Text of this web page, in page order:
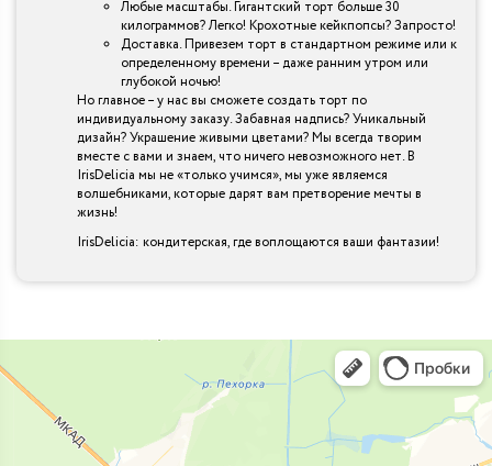
Любые масштабы. Гигантский торт больше 30
килограммов? Легко! Крохотные кейкпопсы? Запросто!
Доставка. Привезем торт в стандартном режиме или к
определенному времени – даже ранним утром или
глубокой ночью!
Но главное – у нас вы сможете создать торт по
индивидуальному заказу. Забавная надпись? Уникальный
дизайн? Украшение живыми цветами? Мы всегда творим
вместе с вами и знаем, что ничего невозможного нет. В
IrisDelicia мы не «только учимся», мы уже являемся
волшебниками, которые дарят вам претворение мечты в
жизнь!
IrisDelicia: кондитерская, где воплощаются ваши фантазии!